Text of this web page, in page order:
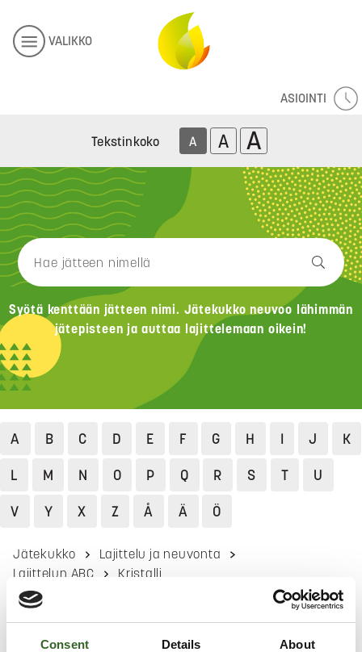
Consent Details About
VALIKKO
ASIOINTI
Tekstinkoko A A A
Syötä kenttään jätteen nimi. Jätekukko neuvoo lähimmän
jätepisteen ja auttaa lajittelemaan oikein!
A B C D E F G H I J
K
L
M N O P Q R S T
U
V
Y X Z Å Ä Ö
Jätekukko
Lajittelu ja neuvonta
Lajittelun ABC
Kristalli
KRISTALLI